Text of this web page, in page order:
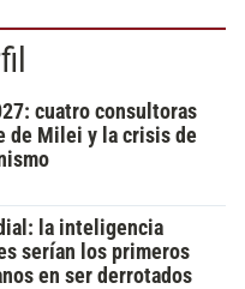
cuatro consultoras
de Milei y la crisis de
la inteligencia
serían los primeros
en ser derrotados